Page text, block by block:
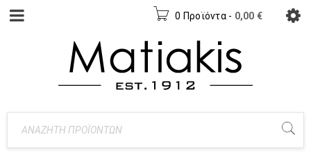
0 Προϊόντα - 0,00 €